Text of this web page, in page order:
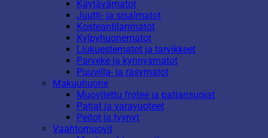
Käytävämatot
Juutti- ja sisalmatot
Kosteantilanmatot
Kylpyhuonematot
Liukuestematot ja tarvikkeet
Parveke ja kynnysmatot
Puuvilla- ja räsymatot
Makuuhuone
Muovitettu frotee ja patjansuojat
Patjat ja varavuoteet
Peitot ja tyynyt
Vaahtomuovit